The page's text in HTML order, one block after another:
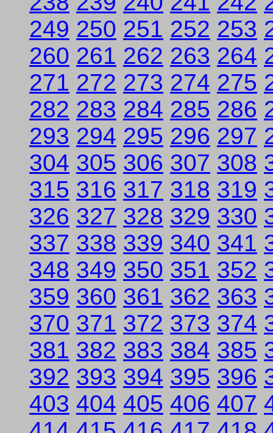
249 250 251 252 253
260 261 262 263 264
271 272 273 274 275
282 283 284 285 286
293 294 295 296 297
304 305 306 307 308
315 316 317 318 319
326 327 328 329 330
337 338 339 340 341
348 349 350 351 352
359 360 361 362 363
370 371 372 373 374
381 382 383 384 385
392 393 394 395 396
403 404 405 406 407